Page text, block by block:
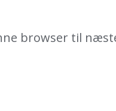
browser til